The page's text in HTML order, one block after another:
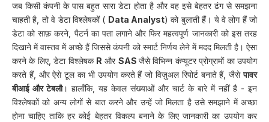
जब किसी कंपनी के पास बहुत सारा डेटा होता है और वह इसे बेहतर ढंग से समझना
चाहती है, तो वे डेटा विश्लेषकों ( Data Analyst) को बुलाती हैं। ये वे लोग हैं जो
डेटा को साफ़ करने, पैटर्न का पता लगाने और फिर महत्वपूर्ण जानकारी को इस तरह
दिखाने में वास्तव में अच्छे हैं जिससे कंपनी को स्मार्ट निर्णय लेने में मदद मिलती है। ऐसा
करने के लिए, डेटा विश्लेषक R और SASजैसे विभिन्न कंप्यूटर प्रोग्रामों का उपयोग
करते हैं, और ऐसे टूल का भी उपयोग करते हैं जो विज़ुअल रिपोर्ट बनाते हैं, जैसेपावर
बीआई और टेबलौ। हालाँकि, यह केवल संख्याओं और चार्ट के बारे में नहीं है - इन
विश्लेषकों को अन्य लोगों से बात करने और उन्हें जो मिलता है उसे समझाने में अच्छा
होना चाहिए ताकि हर कोई बेहतर विकल्प बनाने के लिए जानकारी का उपयोग कर